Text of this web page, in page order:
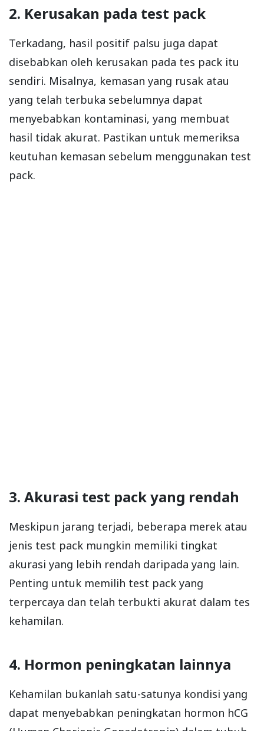
2. Kerusakan pada test pack
Terkadang, hasil positif palsu juga dapat
disebabkan oleh kerusakan pada tes pack itu
sendiri. Misalnya, kemasan yang rusak atau
yang telah terbuka sebelumnya dapat
menyebabkan kontaminasi, yang membuat
hasil tidak akurat. Pastikan untuk memeriksa
keutuhan kemasan sebelum menggunakan test
pack.
3. Akurasi test pack yang rendah
Meskipun jarang terjadi, beberapa merek atau
jenis test pack mungkin memiliki tingkat
akurasi yang lebih rendah daripada yang lain.
Penting untuk memilih test pack yang
terpercaya dan telah terbukti akurat dalam tes
kehamilan.
4. Hormon peningkatan lainnya
Kehamilan bukanlah satu-satunya kondisi yang
dapat menyebabkan peningkatan hormon hCG